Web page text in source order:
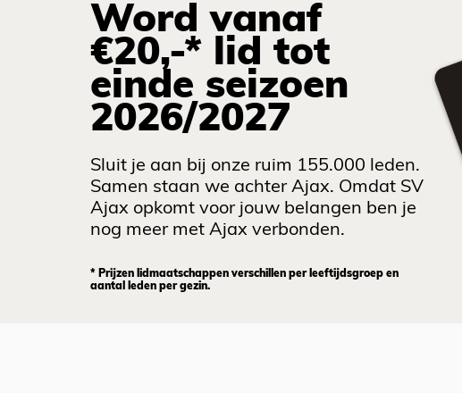
Word vanaf
€20,-* lid tot
einde seizoen
2026/2027
Sluit je aan bij onze ruim 155.000 leden.
Samen staan we achter Ajax. Omdat SV
Ajax opkomt voor jouw belangen ben je
nog meer met Ajax verbonden.
* Prijzen lidmaatschappen verschillen per leeftijdsgroep en
aantal leden per gezin.